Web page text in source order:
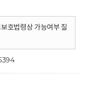
호법령상 가능여부 질